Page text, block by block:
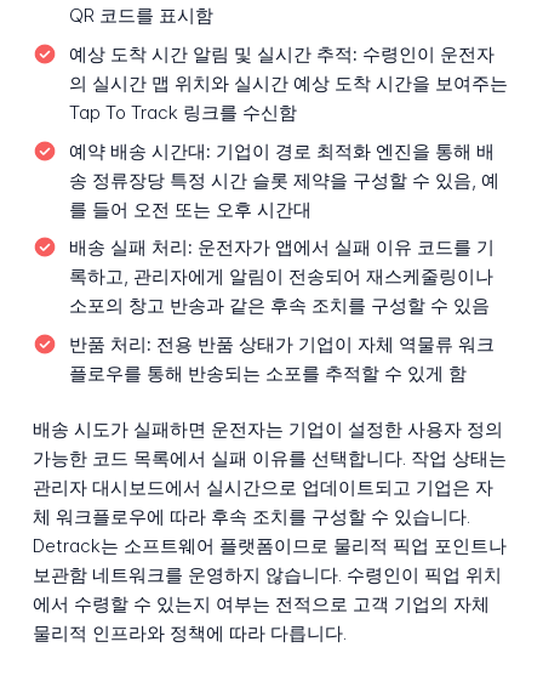
QR 코드를 표시함
예상 도착 시간 알림 및 실시간 추적: 수령인이 운전자
의 실시간 맵 위치와 실시간 예상 도착 시간을 보여주는
Tap To Track 링크를 수신함
예약 배송 시간대: 기업이 경로 최적화 엔진을 통해 배
송 정류장당 특정 시간 슬롯 제약을 구성할 수 있음, 예
를 들어 오전 또는 오후 시간대
배송 실패 처리: 운전자가 앱에서 실패 이유 코드를 기
록하고, 관리자에게 알림이 전송되어 재스케줄링이나
소포의 창고 반송과 같은 후속 조치를 구성할 수 있음
반품 처리: 전용 반품 상태가 기업이 자체 역물류 워크
플로우를 통해 반송되는 소포를 추적할 수 있게 함
배송 시도가 실패하면 운전자는 기업이 설정한 사용자 정의
가능한 코드 목록에서 실패 이유를 선택합니다. 작업 상태는
관리자 대시보드에서 실시간으로 업데이트되고 기업은 자
체 워크플로우에 따라 후속 조치를 구성할 수 있습니다.
Detrack는 소프트웨어 플랫폼이므로 물리적 픽업 포인트나
보관함 네트워크를 운영하지 않습니다. 수령인이 픽업 위치
에서 수령할 수 있는지 여부는 전적으로 고객 기업의 자체
물리적 인프라와 정책에 따라 다릅니다.